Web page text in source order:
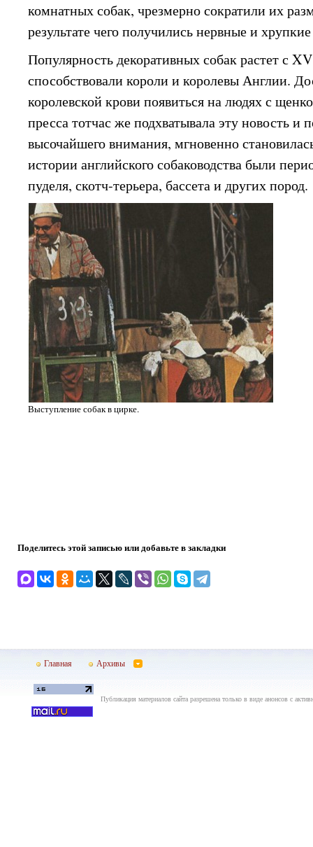
комнатных собак, чрезмерно сократили их
результате чего получились нервные и
Популярность декоративных собак растет с
способствовали короли и королевы Англии.
королевской крови появиться на людях с
пресса тотчас же подхватывала эту новость и
высочайшего внимания, мгновенно
истории английского собаководства были
пуделя, скотч-терьера, бассета и других пород.
Выступление собак в цирке.
Поделитесь этой записью или добавьте в закладки
Главная Архивы
Публикация материалов сайта разрешена только в виде анонсов с